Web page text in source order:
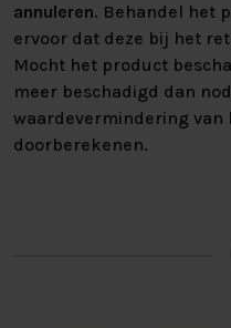
annuleren. Behandel het
ervoor dat deze bij het
Mocht het product
meer beschadigd dan
waardevermindering van
doorberekenen.